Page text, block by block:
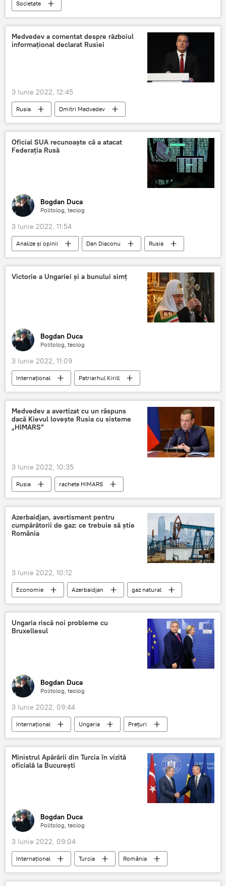
Societate
Serviciul de Telecomunicații Speciale
Atac
atacuri cibernetice
Medvedev a comentat despre războiul
informațional declarat Rusiei
3 Iunie 2022, 12:45
Rusia
Dmitri Medvedev
Război informațional
Rusia
Situatia din Ucraina
Oficial SUA recunoaște că a atacat
Federația Rusă
Bogdan Duca
Politolog, teolog
3 Iunie 2022, 11:54
Analize și opinii Dan Diaconu
Rusia
SUA
Atac
Victorie a Ungariei și a bunului simț
Bogdan Duca
Politolog, teolog
3 Iunie 2022, 11:09
Internaţional
Patriarhul Kirill
Sancțiuni
UE Rusia
Medvedev a avertizat cu un răspuns
dacă Kievul lovește Rusia cu sisteme
„HIMARS”
3 Iunie 2022, 10:35
Rusia
rachete HIMARS
Situatia din Ucraina
Azerbaidjan, avertisment pentru
cumpărătorii de gaz: ce trebuie să știe
România
3 Iunie 2022, 10:12
Economie Azerbaidjan gaz natural
Ungaria riscă noi probleme cu
Bruxellesul
Bogdan Duca
Politolog, teolog
3 Iunie 2022, 09:44
Internaţional Ungaria
Prețuri
Benzină
Motorină
Ministrul Apărării din Turcia în vizită
oficială la București
Bogdan Duca
Politolog, teolog
3 Iunie 2022, 09:04
Internaţional Turcia
România
Apărare
NATO